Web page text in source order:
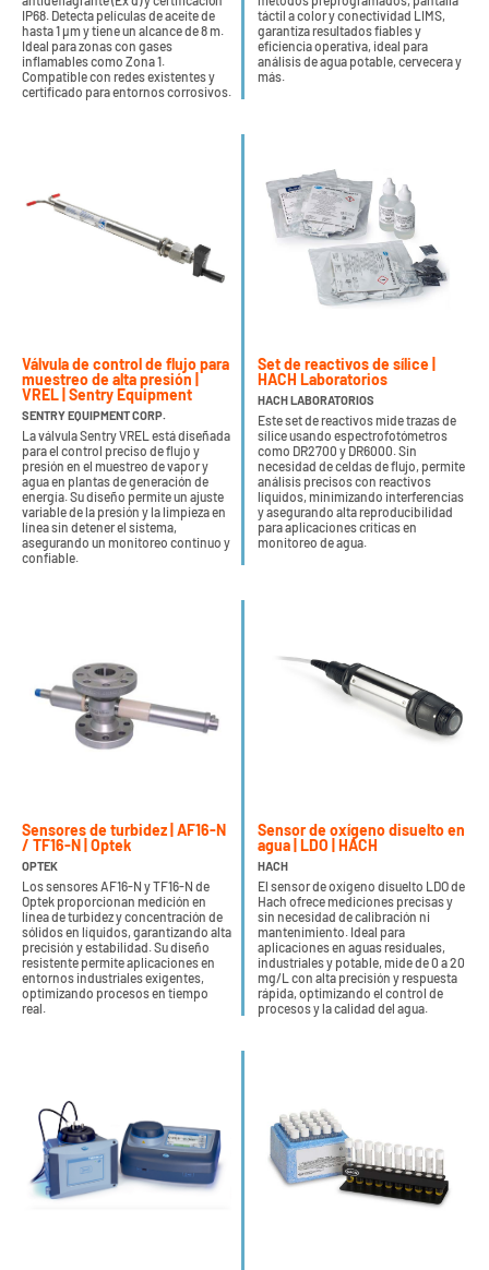
IP68. Detecta películas de aceite de
hasta 1 µm y tiene un alcance de 8 m.
Ideal para zonas con gases
inflamables como Zona 1.
Compatible con redes existentes y
certificado para entornos corrosivos.
táctil a color y conectividad LIMS,
garantiza resultados fiables y
eficiencia operativa, ideal para
análisis de agua potable, cervecera y
más.
Válvula de control de flujo para
muestreo de alta presión |
VREL | Sentry Equipment
SENTRY EQUIPMENT CORP.
La válvula Sentry VREL está diseñada
para el control preciso de flujo y
presión en el muestreo de vapor y
agua en plantas de generación de
energía. Su diseño permite un ajuste
variable de la presión y la limpieza en
línea sin detener el sistema,
asegurando un monitoreo continuo y
confiable.
Set de reactivos de sílice |
HACH Laboratorios
HACH LABORATORIOS
Este set de reactivos mide trazas de
sílice usando espectrofotómetros
como DR2700 y DR6000. Sin
necesidad de celdas de flujo, permite
análisis precisos con reactivos
líquidos, minimizando interferencias
y asegurando alta reproducibilidad
para aplicaciones críticas en
monitoreo de agua.
Sensores de turbidez | AF16-N
/ TF16-N | Optek
OPTEK
Los sensores AF16-N y TF16-N de
Optek proporcionan medición en
línea de turbidez y concentración de
sólidos en líquidos, garantizando alta
precisión y estabilidad. Su diseño
resistente permite aplicaciones en
entornos industriales exigentes,
optimizando procesos en tiempo
real.
Sensor de oxígeno disuelto en
agua | LDO | HACH
HACH
El sensor de oxígeno disuelto LDO de
Hach ofrece mediciones precisas y
sin necesidad de calibración ni
mantenimiento. Ideal para
aplicaciones en aguas residuales,
industriales y potable, mide de 0 a 20
mg/L con alta precisión y respuesta
rápida, optimizando el control de
procesos y la calidad del agua.